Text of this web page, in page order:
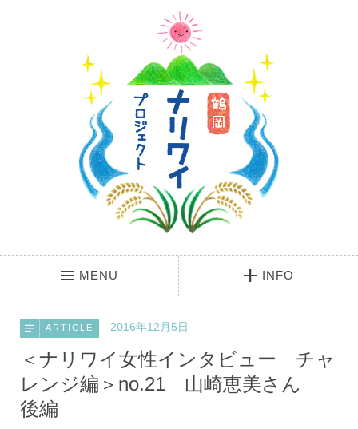
MENU INFO
ARTICLE 2016年12月5日
＜ナリワイ女性インタビュー チャ
レンジ編＞no.21 山崎恵美さん
後編